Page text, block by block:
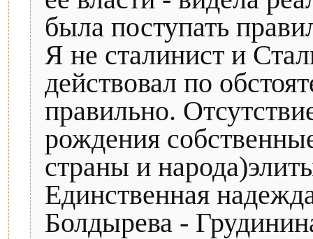
была поступать
Я не сталинист и
действовал по
правильно.
рождения
страны и
Единственная
Болдырева -